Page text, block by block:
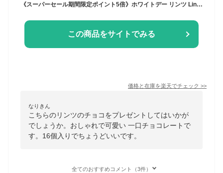
《スーパーセール期間限定ポイント5倍》ホワイトデー リンツ Lindt チョコレート リンドール テイスティングセット 16個入｜ギフト 可愛い スイーツ お菓子 おしゃれ 個包装 小分け リンツチョコ 誕生日 手土産 お礼 お返し 家族 プチギフト【レビューキャンペーン対象】
この商品をサイトでみる
価格と在庫を楽天でチェック >>
なりきん
こちらのリンツのチョコをプレゼントしてはいかが
でしょうか。おしゃれで可愛い 一口チョコレートで
す。16個入りでちょうどいいです。
全てのおすすめコメント（3件）